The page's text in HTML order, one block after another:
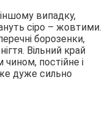
випадку,
сіро – жовтими.
борозенки,
Вільний край
постійне і
дуже сильно